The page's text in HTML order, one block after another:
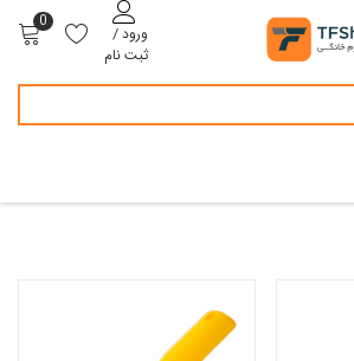
0
ورود /
ثبت نام